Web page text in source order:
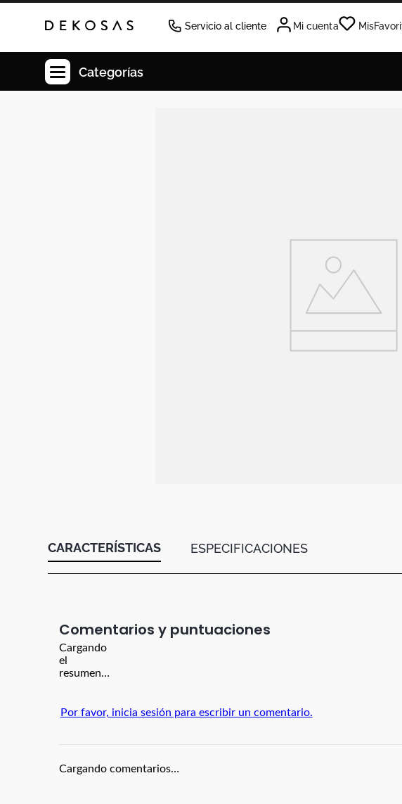
Servicio al cliente Mi cuenta Mis
Categorías
CARACTERÍSTICAS ESPECIFICACIONES
Comentarios
Cargando
el
resumen…
Por favor, inicia sesión para escribir un comentario.
Cargando comentarios…